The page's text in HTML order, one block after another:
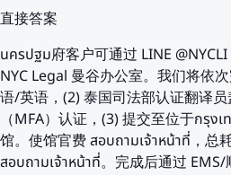
直接答案
นครปฐม府客户可通过 LINE
NYC Legal 曼谷办公室。我们将依
语/英语，(2) 泰国司法部认证翻译
（MFA）认证，(3) 提交至位于กรุง
馆。使馆官费 สอบถามเจ้าหน้าที่，总
สอบถามเจ้าหน้าที่。完成后通过 EMS/